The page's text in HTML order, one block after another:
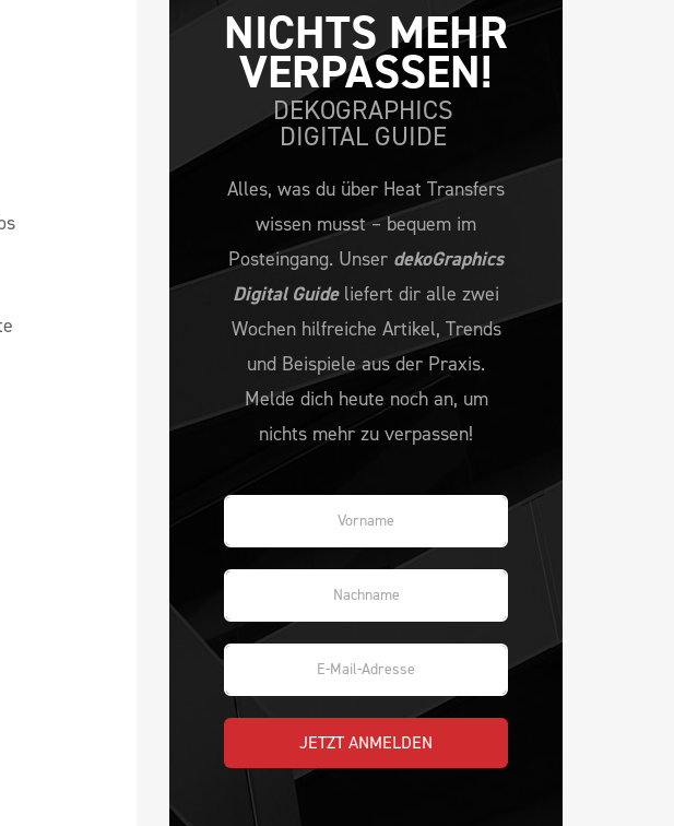
NICHTS MEHR
VERPASSEN!
DEKOGRAPHICS
DIGITAL GUIDE
Alles, was du über Heat Transfers
wissen musst – bequem im
Posteingang. Unser dekoGraphics
Digital Guideliefert dir alle zwei
Wochen hilfreiche Artikel, Trends
und Beispiele aus der Praxis.
Melde dich heute noch an, um
nichts mehr zu verpassen!
JETZT ANMELDEN